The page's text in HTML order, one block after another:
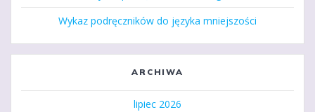
Wykaz podręczników do języka mniejszości
ARCHIWA
lipiec 2026